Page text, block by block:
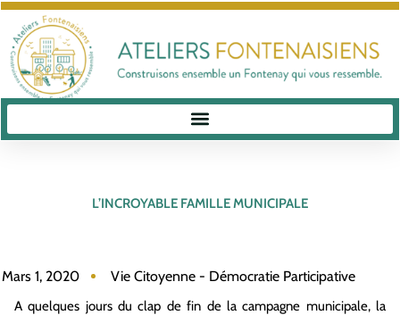
L’INCROYABLE FAMILLE MUNICIPALE
Mars 1, 2020 Vie Citoyenne - Démocratie Participative
A quelques jours du clap de fin de la campagne municipale, la